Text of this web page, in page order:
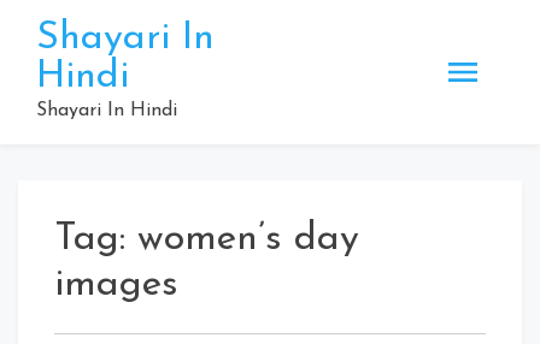
content
Shayari In
Hindi
Shayari In Hindi
Tag: women’s day
images